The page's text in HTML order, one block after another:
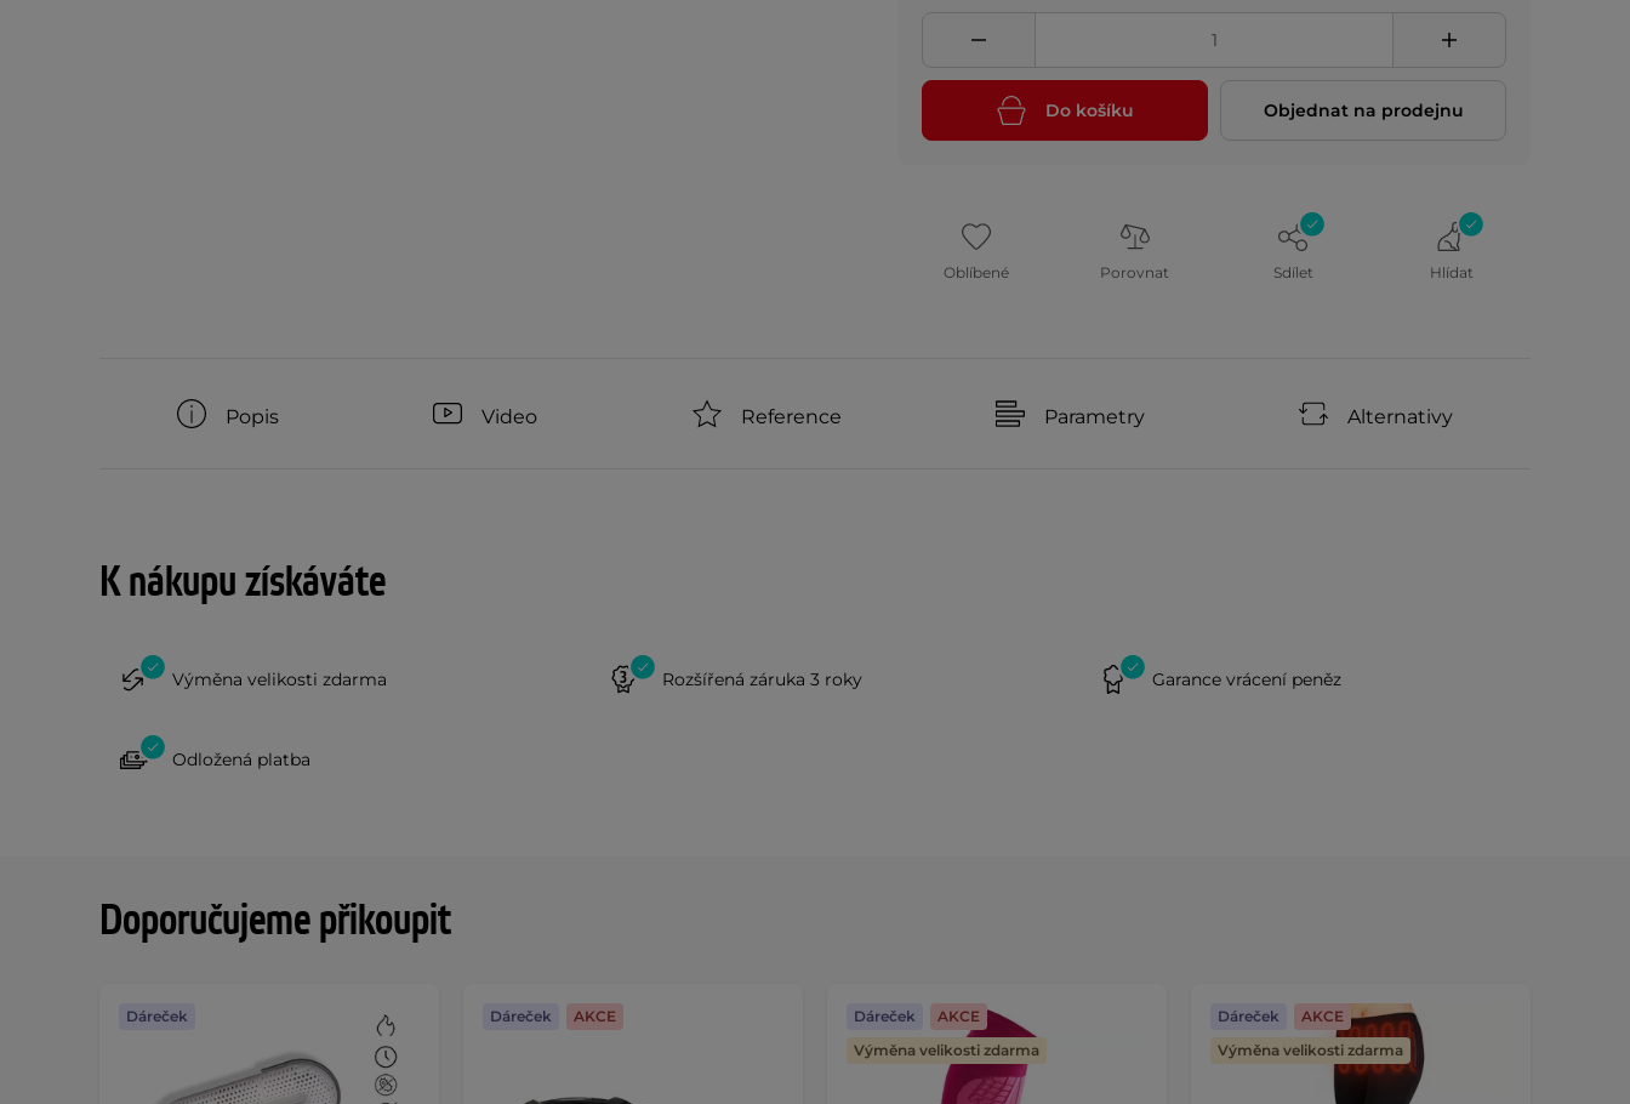
Do košíku Objednat na prodejnu
Oblíbené Porovnat Sdílet Hlídat
Popis Video Reference Parametry Alternativy
K nákupu získáváte
Výměna velikosti zdarma Rozšířená záruka 3 roky Garance vrácení peněz
Odložená platba
Doporučujeme přikoupit
Dáreček Dáreček AKCE Dáreček
AKCE
Výměna velikosti zdarma
Dáreček
AKCE
Výměna velikosti zdarma